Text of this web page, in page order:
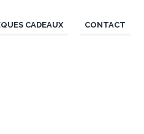
CADEAUX CONTACT